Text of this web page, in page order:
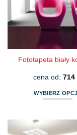
na
Fototapeta biały
cena od: 714
WYBIERZ
ma